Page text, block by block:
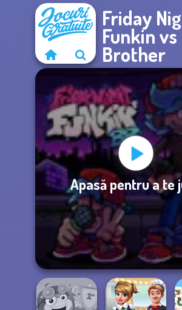
Friday
Funkin vs
Brother
Apasă pentru a te